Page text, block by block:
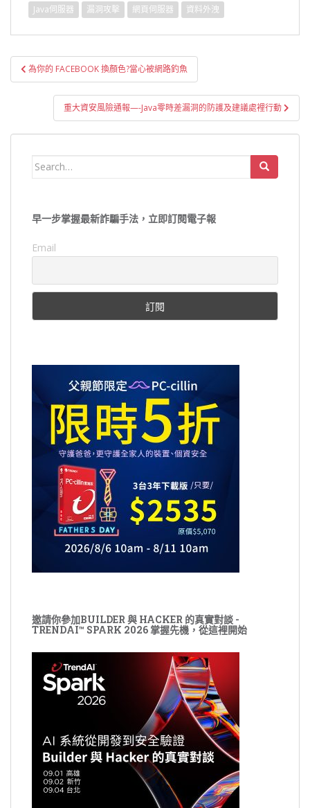
Java伺服器 漏洞攻擊 網頁伺服器 資料外洩
文
章
為你的 FACEBOOK 換顏色?當心被網路釣魚
重大資安風險通報—-Java零時差漏洞的防護及建議處裡行動
Search
早一步掌握最新詐騙手法，立即訂閱電子報
Email
邀請你參加BUILDER 與 HACKER 的真實對談 -
TRENDAI™ SPARK 2026 掌握先機，從這裡開始